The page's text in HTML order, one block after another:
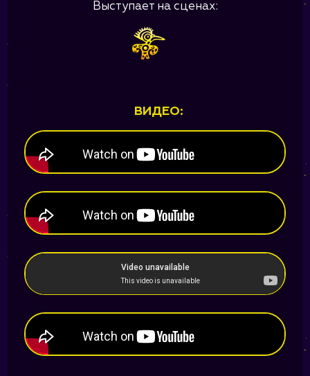
Выступает на сценах:
ВИДЕО: